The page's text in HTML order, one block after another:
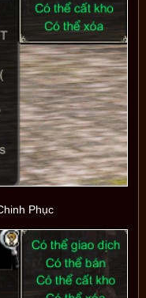
Phục